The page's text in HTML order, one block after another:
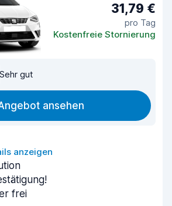
31,79 €
pro Tag
Kostenfreie Stornierung
Sehr gut
ansehen
anzeigen
frei